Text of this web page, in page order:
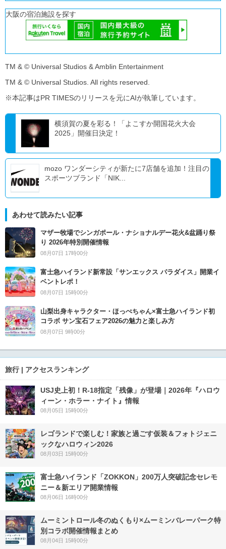
大阪の宿泊施設を探す
TM & © Universal Studios & Amblin Entertainment
TM & © Universal Studios. All rights reserved.
※本記事はPR TIMESのリリースを元にAIが執筆しています。
横須賀の夏を彩る！「よこすか開国花火大会
2025」開催日決定！
mozo ワンダーシティが新たに7店舗を追加！注目の
スポーツブランド「NIK...
あわせて読みたい記事
マザー牧場でシンガポール・ナショナルデー花火&盆踊り祭
り 2026年特別開催情報
08月07日 17時00分
富士急ハイランド新常設「サンエックス パラダイス」開業イ
ベントレポ！
08月07日 15時00分
山梨出身キャラクター・ほっぺちゃん×富士急ハイランド初
コラボ サン宝石フェア2026の魅力と楽しみ方
08月07日 9時00分
旅行 | アクセスランキング
USJ史上初！R-18指定「残像」が登場｜2026年『ハロウ
ィーン・ホラー・ナイト』情報
08月05日 15時00分
レゴランドで楽しむ！家族と過ごす仮装＆フォトジェニ
ックなハロウィン2026
08月03日 15時00分
富士急ハイランド「ZOKKON」200万人突破記念セレモ
ニー＆新エリア開業情報
08月06日 16時00分
ムーミントロール冬のぬくもり×ムーミンバレーパーク特
別コラボ開催情報まとめ
08月04日 15時00分